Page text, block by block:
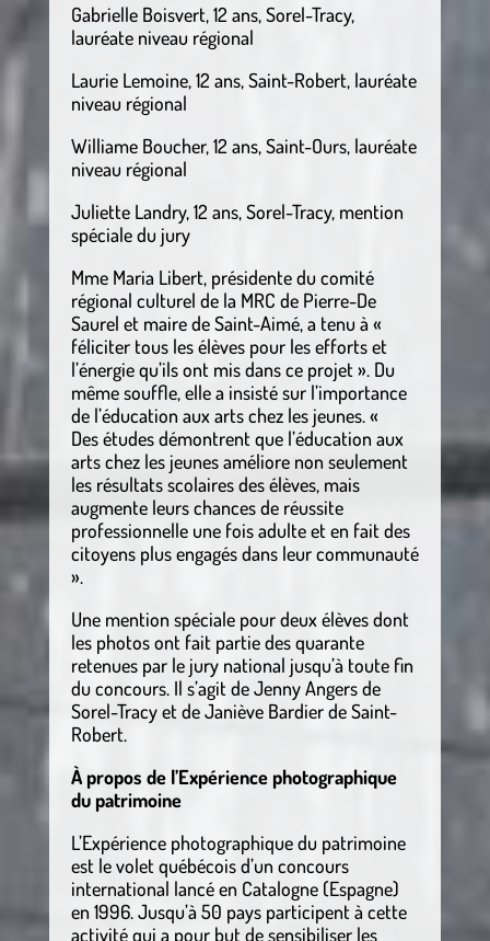
Gabrielle Boisvert, 12 ans, Sorel-Tracy,
lauréate niveau régional
Laurie Lemoine, 12 ans, Saint-Robert, lauréate
niveau régional
Williame Boucher, 12 ans, Saint-Ours, lauréate
niveau régional
Juliette Landry, 12 ans, Sorel-Tracy, mention
spéciale du jury
Mme Maria Libert, présidente du comité
régional culturel de la MRC de Pierre-De
Saurel et maire de Saint-Aimé, a tenu à «
féliciter tous les élèves pour les efforts et
l’énergie qu’ils ont mis dans ce projet ». Du
même souffle, elle a insisté sur l’importance
de l’éducation aux arts chez les jeunes. «
Des études démontrent que l’éducation aux
arts chez les jeunes améliore non seulement
les résultats scolaires des élèves, mais
augmente leurs chances de réussite
professionnelle une fois adulte et en fait des
citoyens plus engagés dans leur communauté
».
Une mention spéciale pour deux élèves dont
les photos ont fait partie des quarante
retenues par le jury national jusqu’à toute fin
du concours. Il s’agit de Jenny Angers de
Sorel-Tracy et de Janiève Bardier de Saint-
Robert.
À propos de l’Expérience photographique
du patrimoine
L’Expérience photographique du patrimoine
est le volet québécois d’un concours
international lancé en Catalogne (Espagne)
en 1996. Jusqu’à 50 pays participent à cette
activité qui a pour but de sensibiliser les